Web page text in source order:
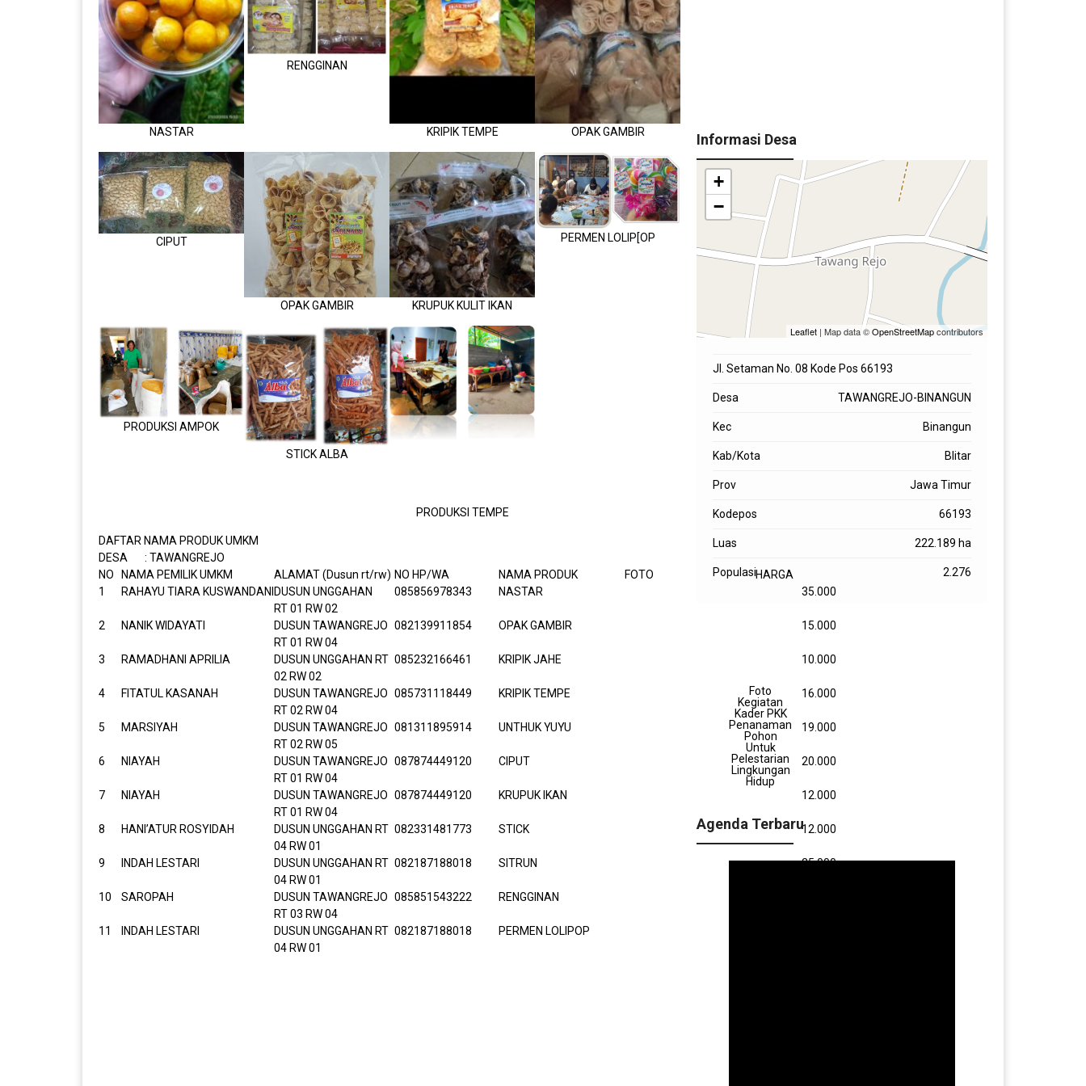
NASTAR
RENGGINAN
KRIPIK TEMPE OPAK GAMBIR
CIPUT
OPAK GAMBIR KRUPUK KULIT IKAN
PERMEN LOLIP[OP
PRODUKSI AMPOK
STICK ALBA
PRODUKSI TEMPE
DAFTAR NAMA PRODUK UMKM
DESA : TAWANGREJO
NO
NAMA PEMILIK UMKM ALAMAT (Dusun rt/rw) NO HP/WA NAMA PRODUK FOTO
HARGA
1
RAHAYU TIARA KUSWANDANI DUSUN UNGGAHAN
RT 01 RW 02
085856978343 NASTAR 35.000
2 NANIK WIDAYATI
DUSUN TAWANGREJO
RT 01 RW 04
082139911854 OPAK GAMBIR 15.000
3 RAMADHANI APRILIA
DUSUN UNGGAHAN RT
02 RW 02
085232166461 KRIPIK JAHE 10.000
4 FITATUL KASANAH
DUSUN TAWANGREJO
RT 02 RW 04
085731118449 KRIPIK TEMPE 16.000
5 MARSIYAH
DUSUN TAWANGREJO
RT 02 RW 05
081311895914 UNTHUK YUYU 19.000
6 NIAYAH
DUSUN TAWANGREJO
RT 01 RW 04
087874449120 CIPUT 20.000
7 NIAYAH
DUSUN TAWANGREJO
RT 01 RW 04
087874449120 KRUPUK IKAN 12.000
8 HANI’ATUR ROSYIDAH
DUSUN UNGGAHAN RT
04 RW 01
082331481773 STICK 12.000
9 INDAH LESTARI
DUSUN UNGGAHAN RT
04 RW 01
082187188018 SITRUN 25.000
10 SAROPAH
DUSUN TAWANGREJO
RT 03 RW 04
085851543222 RENGGINAN
11 INDAH LESTARI
DUSUN UNGGAHAN RT
04 RW 01
082187188018 PERMEN LOLIPOP
Informasi Desa
+
−
Leaflet | Map data ©OpenStreetMapcontributors
Jl. Setaman No. 08 Kode Pos 66193
Desa TAWANGREJO-BINANGUN
Kec Binangun
Kab/Kota Blitar
Prov Jawa Timur
Kodepos 66193
Luas 222.189 ha
Populasi 2.276
Foto
Kegiatan
Kader PKK
Penanaman
Pohon
Untuk
Pelestarian
Lingkungan
Hidup
Agenda Terbaru